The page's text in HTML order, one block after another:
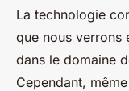
La technologie
que nous verrons
dans le domaine
Cependant,